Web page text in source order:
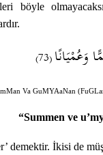
böyle
وَعُمْيَانًا (73)
Va GuMYAaNan
“Summen ve
demektir. İkisi de